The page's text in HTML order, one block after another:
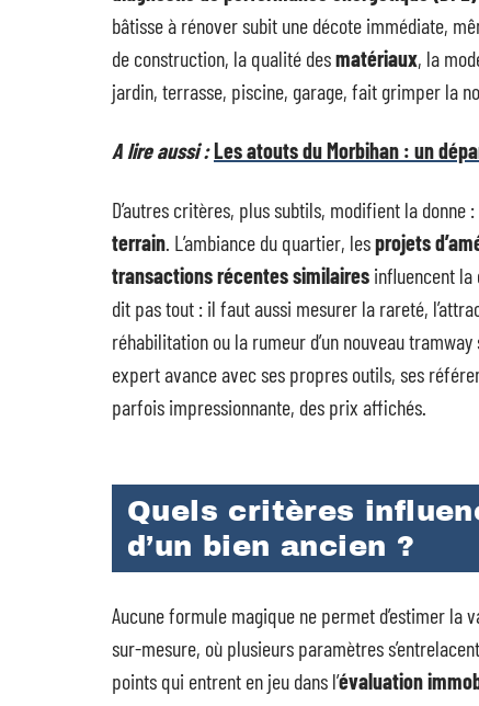
bâtisse à rénover subit une décote immédiate,
de construction, la qualité desmatériaux, la
jardin, terrasse, piscine, garage, fait grimper la
A lire aussi :Les atouts du Morbihan : un
D’autres critères, plus subtils, modifient la
terrain. L’ambiance du quartier, lesprojets
transactions récentes similaires influencent la
dit pas tout : il faut aussi mesurer la rareté,
réhabilitation ou la rumeur d’un nouveau
expert avance avec ses propres outils, ses
parfois impressionnante, des prix affichés.
Quels critères
d’un bien ancien ?
Aucune formule magique ne permet d’estimer la
sur-mesure, où plusieurs paramètres
points qui entrent en jeu dans l’évaluation